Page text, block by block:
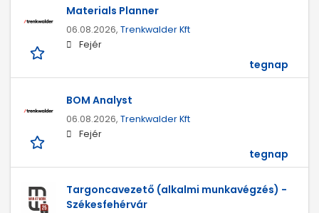
Materials Planner
06.08.2026, Trenkwalder Kft
Fejér
tegnap
BOM Analyst
06.08.2026, Trenkwalder Kft
Fejér
tegnap
Targoncavezető (alkalmi munkavégzés) -
Székesfehérvár